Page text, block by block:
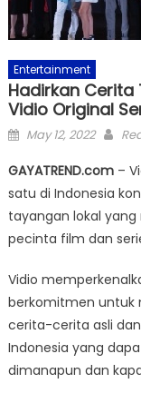
Entertainment
Hadirkan Cerita
Vidio Original
Posted
May 12, 2022
GAYATREND.com–
satu di Indonesia
tayangan lokal
pecinta film dan
Vidio
berkomitmen untuk
cerita-cerita asli
Indonesia yang
dimanapun dan